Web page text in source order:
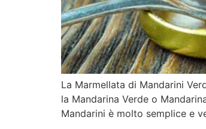
La Marmellata di Mandarini
la Mandarina Verde o
Mandarini è molto semplice e